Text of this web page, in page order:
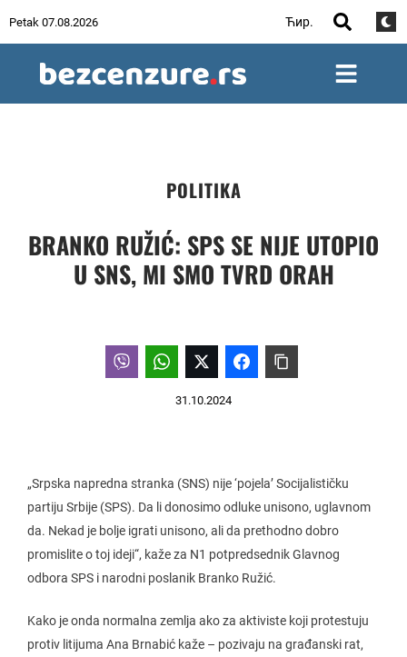
Petak 07.08.2026 Ћир.
POLITIKA
BRANKO RUŽIĆ: SPS SE NIJE UTOPIO
U SNS, MI SMO TVRD ORAH
31.10.2024
„Srpska napredna stranka (SNS) nije ‘pojela’ Socijalističku
partiju Srbije (SPS). Da li donosimo odluke unisono, uglavnom
da. Nekad je bolje igrati unisono, ali da prethodno dobro
promislite o toj ideji“, kaže za N1 potpredsednik Glavnog
odbora SPS i narodni poslanik Branko Ružić.
Kako je onda normalna zemlja ako za aktiviste koji protestuju
protiv litijuma Ana Brnabić kaže – pozivaju na građanski rat,